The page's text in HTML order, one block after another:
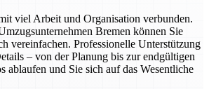
viel Arbeit und Organisation verbunden.
Bremen können Sie
vereinfachen. Professionelle Unterstützung
– von der Planung bis zur endgültigen
ablaufen und Sie sich auf das Wesentliche